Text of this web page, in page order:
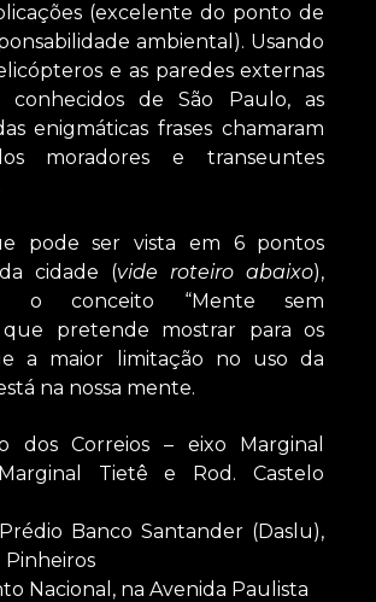
(excelente do ponto de
ambiental). Usando
e as paredes externas
conhecidos de São Paulo, as
enigmáticas frases chamaram
moradores e transeuntes
pode ser vista em 6 pontos
cidade (vide roteiro abaixo),
o conceito “Mente sem
que pretende mostrar para os
a maior limitação no uso da
na nossa mente.
dos Correios – eixo Marginal
Tietê e Rod. Castelo
Banco Santander (Daslu),
Pinheiros
Nacional, na Avenida Paulista